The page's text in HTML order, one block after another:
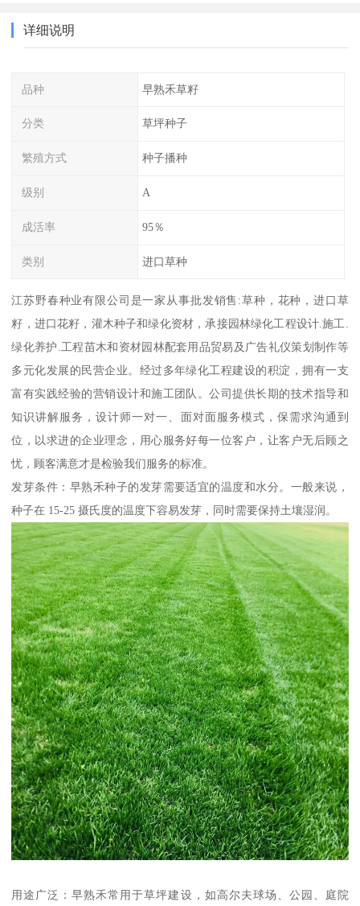
详细说明
品种 早熟禾草籽
分类 草坪种子
繁殖方式 种子播种
级别 A
成活率 95％
类别 进口草种
江苏野春种业有限公司是一家从事批发销售:草种，花种，进口草
籽，进口花籽，灌木种子和绿化资材，承接园林绿化工程设计.施工.
绿化养护.工程苗木和资材园林配套用品贸易及广告礼仪策划制作等
多元化发展的民营企业。经过多年绿化工程建设的积淀，拥有一支
富有实践经验的营销设计和施工团队。公司提供长期的技术指导和
知识讲解服务，设计师一对一、面对面服务模式，保需求沟通到
位，以求进的企业理念，用心服务好每一位客户，让客户无后顾之
忧，顾客满意才是检验我们服务的标准。
发芽条件：早熟禾种子的发芽需要适宜的温度和水分。一般来说，
种子在 15-25 摄氏度的温度下容易发芽，同时需要保持土壤湿润。
用途广泛：早熟禾常用于草坪建设，如高尔夫球场、公园、庭院